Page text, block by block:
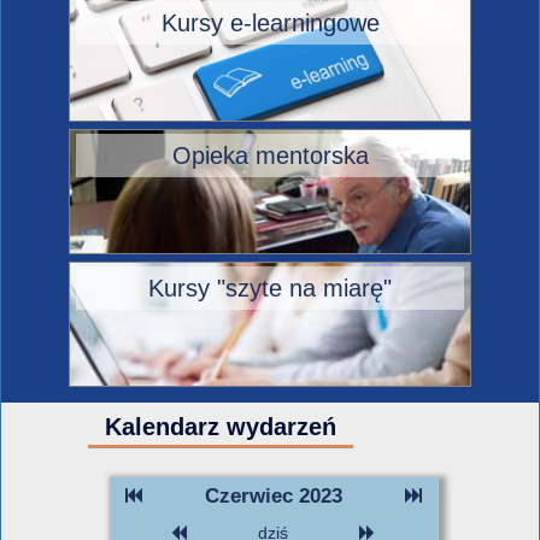
Kursy e-learningowe
Opieka mentorska
Kursy "szyte na miarę"
Kalendarz wydarzeń
Czerwiec 2023
dziś